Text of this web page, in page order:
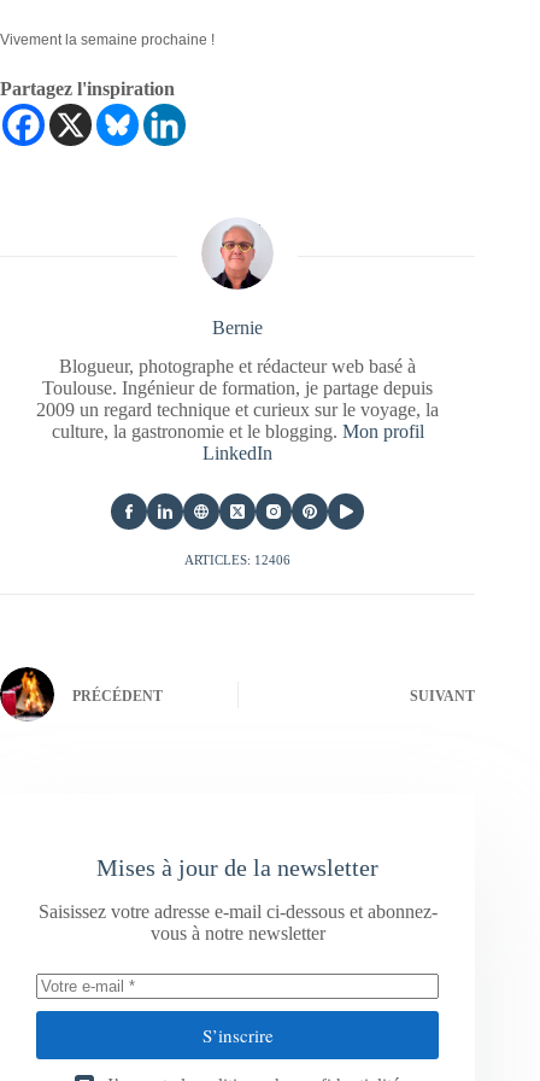
Vivement la semaine prochaine !
Partagez l'inspiration
Bernie
Blogueur, photographe et rédacteur web basé à
Toulouse. Ingénieur de formation, je partage depuis
2009 un regard technique et curieux sur le voyage, la
culture, la gastronomie et le blogging. Mon profil
LinkedIn
ARTICLES: 12406
PRÉCÉDENT SUIVANT
Mises à jour de la newsletter
Saisissez votre adresse e-mail ci-dessous et abonnez-
vous à notre newsletter
S’inscrire